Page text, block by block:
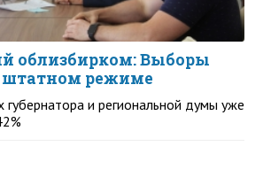
облизбирком: Выборы
штатном режиме
губернатора и региональной думы уже